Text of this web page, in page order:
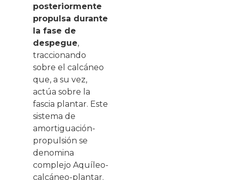
posteriormente
propulsa durante
la fase de
despegue,
traccionando
sobre el calcáneo
que, a su vez,
actúa sobre la
fascia plantar. Este
sistema de
amortiguación-
propulsión se
denomina
complejo Aquíleo-
calcáneo-plantar.